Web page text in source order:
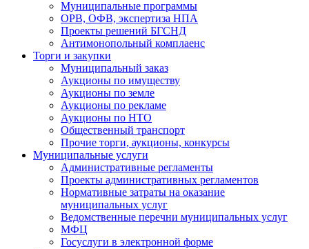
Муниципальные программы
ОРВ, ОФВ, экспертиза НПА
Проекты решений БГСНД
Антимонопольный комплаенс
Торги и закупки
Муниципальный заказ
Аукционы по имуществу
Аукционы по земле
Аукционы по рекламе
Аукционы по НТО
Общественный транспорт
Прочие торги, аукционы, конкурсы
Муниципальные услуги
Административные регламенты
Проекты административных регламентов
Нормативные затраты на оказание
муниципальных услуг
Ведомственные перечни муниципальных услуг
МФЦ
Госуслуги в электронной форме